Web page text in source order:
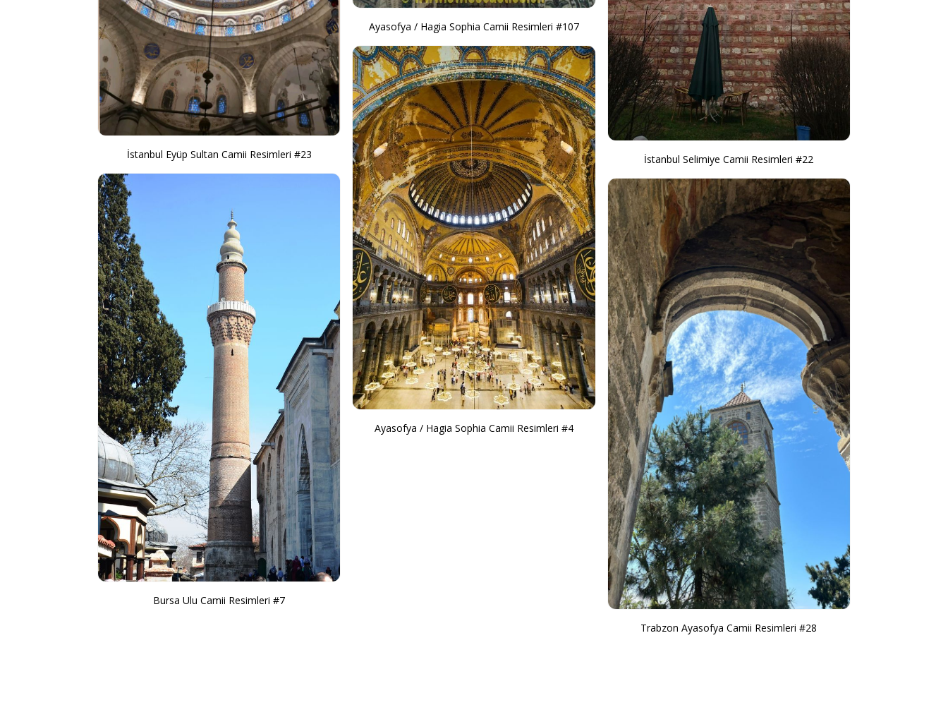
İstanbul Eyüp Sultan Camii Resimleri #23
Bursa Ulu Camii Resimleri #7
Ayasofya / Hagia Sophia Camii Resimleri #107
Ayasofya / Hagia Sophia Camii Resimleri #4
İstanbul Selimiye Camii Resimleri #22
Trabzon Ayasofya Camii Resimleri #28